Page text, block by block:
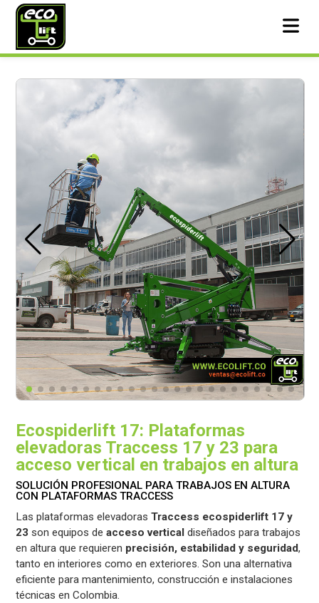
Ecospiderlift 17: Plataformas
elevadoras Traccess 17 y 23 para
acceso vertical en trabajos en altura
SOLUCIÓN PROFESIONAL PARA TRABAJOS EN ALTURA
CON PLATAFORMAS TRACCESS
Las plataformas elevadorasTraccess ecospiderlift 17 y
23 son equipos deacceso vertical diseñados para trabajos
en altura que requieren precisión, estabilidad y seguridad,
tanto en interiores como en exteriores. Son una alternativa
eficiente para mantenimiento, construcción e instalaciones
técnicas en Colombia.